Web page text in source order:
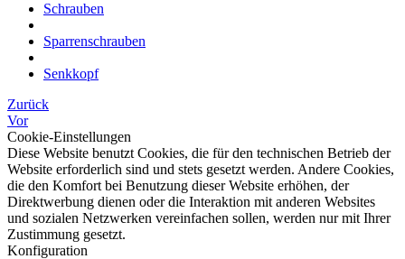
Schrauben
Sparrenschrauben
Senkkopf
Zurück
Vor
Cookie-Einstellungen
Diese Website benutzt Cookies, die für den technischen Betrieb der
Website erforderlich sind und stets gesetzt werden. Andere Cookies,
die den Komfort bei Benutzung dieser Website erhöhen, der
Direktwerbung dienen oder die Interaktion mit anderen Websites
und sozialen Netzwerken vereinfachen sollen, werden nur mit Ihrer
Zustimmung gesetzt.
Konfiguration